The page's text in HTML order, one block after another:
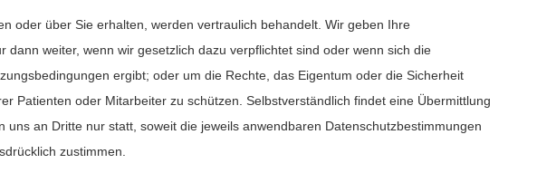
oder über Sie erhalten, werden vertraulich behandelt. Wir geben Ihre
dann weiter, wenn wir gesetzlich dazu verpflichtet sind oder wenn sich die
ergibt; oder um die Rechte, das Eigentum oder die Sicherheit
Patienten oder Mitarbeiter zu schützen. Selbstverständlich findet eine Übermittlung
uns an Dritte nur statt, soweit die jeweils anwendbaren Datenschutzbestimmungen
zustimmen.